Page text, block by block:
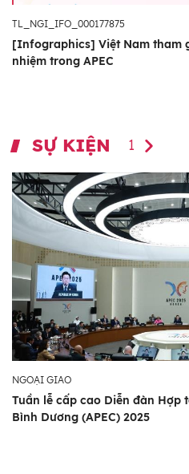
TL_NGI_IFO_000177875
[Infographics] Việt Nam tham
nhiệm trong APEC
SỰ KIỆN 1
NGOẠI GIAO
Tuần lễ cấp cao Diễn đàn Hợp
Bình Dương (APEC) 2025